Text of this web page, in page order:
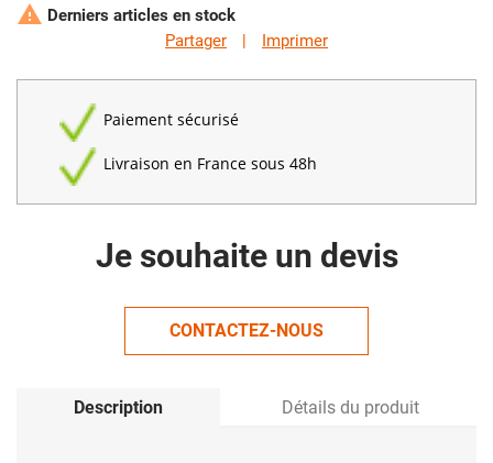
 Derniers articles en stock
Partager
| Imprimer
Paiement sécurisé
Livraison en France sous 48h
Je souhaite un devis
CONTACTEZ-NOUS
Description Détails du produit